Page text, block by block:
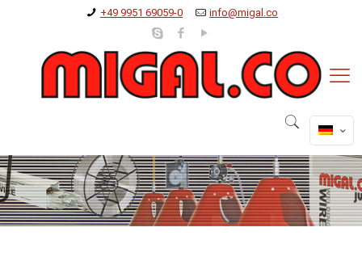
+49 9951 69059-0 info@migal.co